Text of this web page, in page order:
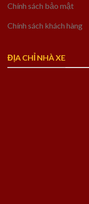
Chính sách bảo mật
Chính sách khách hàng
ĐỊA CHỈ NHÀ XE